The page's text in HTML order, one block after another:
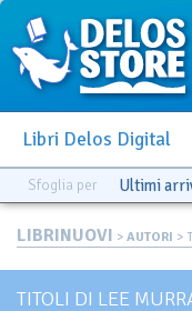
Libri Delos Digital
Sfoglia per Ultimi
LIBRINUOVI > AUTORI >
TITOLI DI LEE